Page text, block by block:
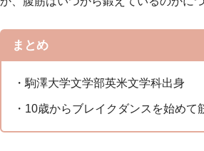
まとめ
・駒澤大学文学部英米文学科出身
・10歳からブレイクダンスを始めて